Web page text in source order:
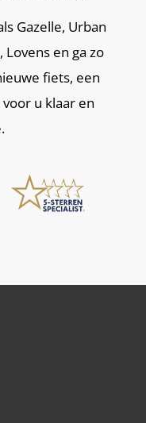
Gazelle, Urban
en ga zo
fiets, een
u klaar en